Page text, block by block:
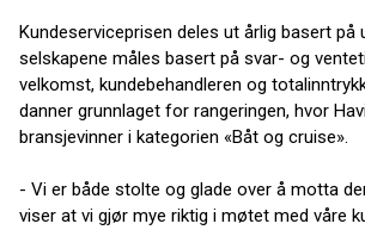
Kundeserviceprisen deles ut årlig basert på
selskapene måles basert på svar- og
velkomst, kundebehandleren og
danner grunnlaget for rangeringen, hvor
bransjevinner i kategorien «Båt og cruise».
- Vi er både stolte og glade over å motta
viser at vi gjør mye riktig i møtet med våre